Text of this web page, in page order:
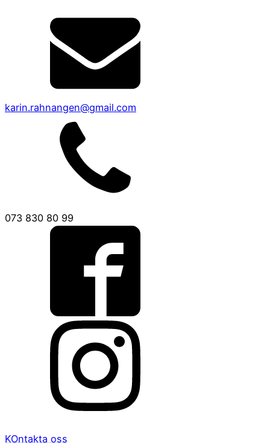
karin.rahnangen@gmail.com
073 830 80 99
KOntakta oss